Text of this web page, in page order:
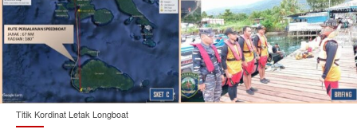
Titik Kordinat Letak Longboat